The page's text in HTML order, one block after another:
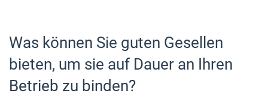
Was können Sie guten Gesellen
bieten, um sie auf Dauer an Ihren
Betrieb zu binden?